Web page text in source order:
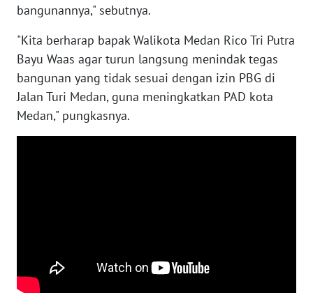
bangunannya," sebutnya.
"Kita berharap bapak Walikota Medan Rico Tri Putra
Bayu Waas agar turun langsung menindak tegas
bangunan yang tidak sesuai dengan izin PBG di
Jalan Turi Medan, guna meningkatkan PAD kota
Medan," pungkasnya.
LAMPUNG
WN
JATENG
WN